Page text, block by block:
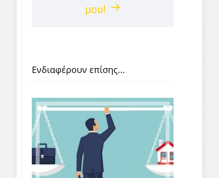
μου!
Ενδιαφέρουν επίσης...